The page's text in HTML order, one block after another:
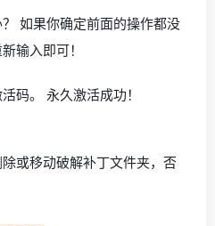
如果你确定前面的操作都没
输入即可！
码。 永久激活成功！
或移动破解补丁文件夹，否